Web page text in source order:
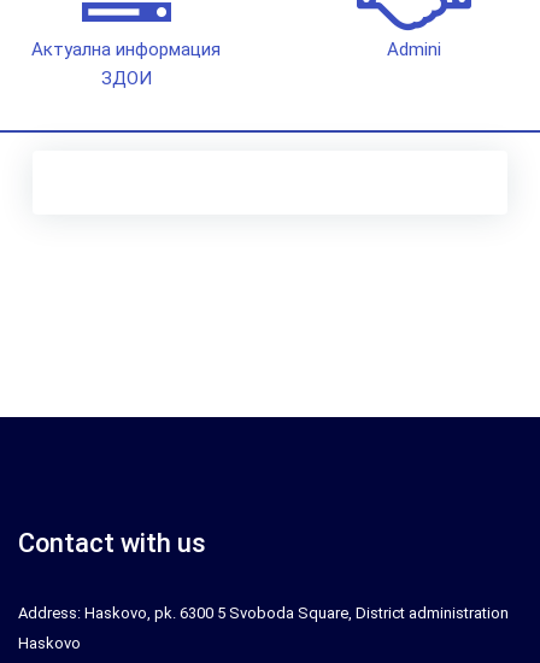
Актуална информация
ЗДОИ
Admini
Contact with us
Address: Haskovo, pk. 6300 5 Svoboda Square, District administration
Haskovo